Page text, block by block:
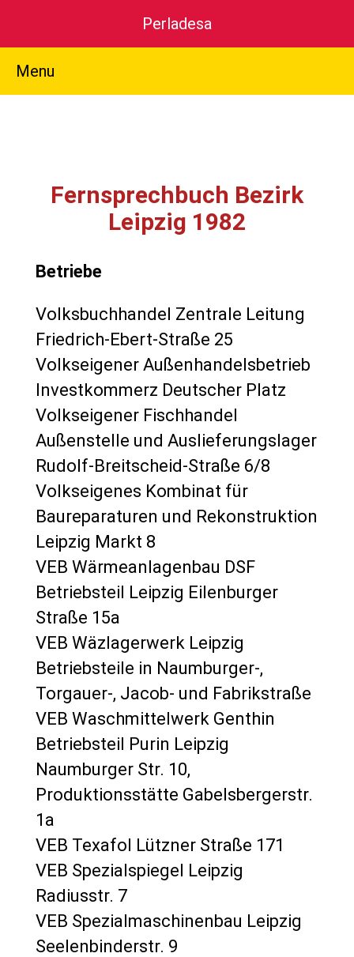
Perladesa
Menu
Fernsprechbuch Bezirk
Leipzig 1982
Betriebe
Volksbuchhandel Zentrale Leitung
Friedrich-Ebert-Straße 25
Volkseigener Außenhandelsbetrieb
Investkommerz Deutscher Platz
Volkseigener Fischhandel
Außenstelle und Auslieferungslager
Rudolf-Breitscheid-Straße 6/8
Volkseigenes Kombinat für
Baureparaturen und Rekonstruktion
Leipzig Markt 8
VEB Wärmeanlagenbau DSF
Betriebsteil Leipzig Eilenburger
Straße 15a
VEB Wäzlagerwerk Leipzig
Betriebsteile in Naumburger-,
Torgauer-, Jacob- und Fabrikstraße
VEB Waschmittelwerk Genthin
Betriebsteil Purin Leipzig
Naumburger Str. 10,
Produktionsstätte Gabelsbergerstr.
1a
VEB Texafol Lützner Straße 171
VEB Spezialspiegel Leipzig
Radiusstr. 7
VEB Spezialmaschinenbau Leipzig
Seelenbinderstr. 9